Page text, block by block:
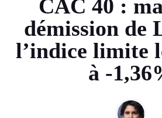
CAC 40 :
démission de
l’indice limite
à -